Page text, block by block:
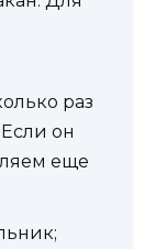
раз
он
еще